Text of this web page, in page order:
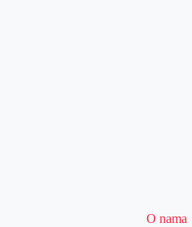
O nama